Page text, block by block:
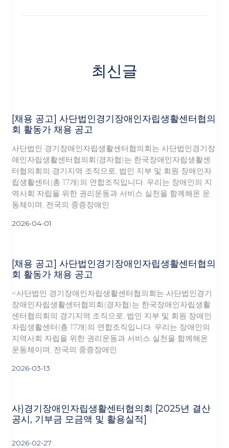
최신글
[채용 공고] 사단법인경기장애인자립생활센터협의
회 활동가 채용 공고
사단법인 경기장애인자립생활센터협의회는 사단법인경기장
애인자립생활센터협의회(경자협)는 한국장애인자립생활센
터협의회의 경기지역 조직으로, 법인 지부 및 회원 장애인자
립생활센터(총 17개)의 연합조직입니다. 우리는 장애인의 지
역사회 자립을 위한 권리운동과 서비스 실천을 함께해온 운
동체이며, 전국의 중증장애인
2026-04-01
[채용 공고] 사단법인경기장애인자립생활센터협의
회 활동가 채용 공고
<사단법인 경기장애인자립생활센터협의회는 사단법인경기
장애인자립생활센터협의회(경자협)는 한국장애인자립생활
센터협의회의 경기지역 조직으로, 법인 지부 및 회원 장애인
자립생활센터(총 17개)의 연합조직입니다. 우리는 장애인의
지역사회 자립을 위한 권리운동과 서비스 실천을 함께해온
운동체이며, 전국의 중증장애인
2026-03-13
사)경기장애인자립생활센터협의회 [2025년 결산
공시, 기부금 모금액 및 활용실적]
2026-02-27